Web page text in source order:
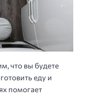
что вы будете
еду и
помогает